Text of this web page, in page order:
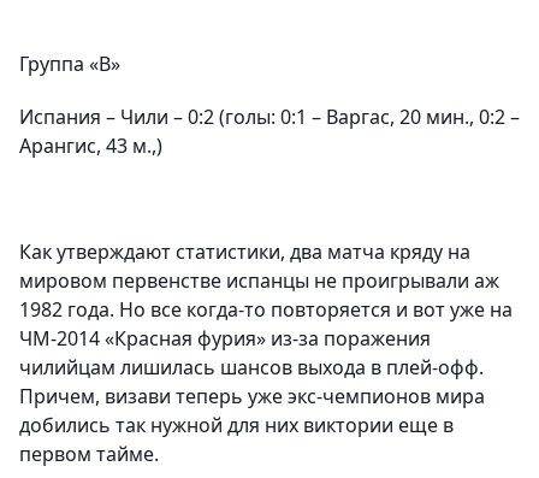
Группа «B»
Испания – Чили – 0:2 (голы: 0:1 – Варгас, 20 мин., 0:2 –
Арангис, 43 м.,)
Как утверждают статистики, два матча кряду на
мировом первенстве испанцы не проигрывали аж
1982 года. Но все когда-то повторяется и вот уже на
ЧМ-2014 «Красная фурия» из-за поражения
чилийцам лишилась шансов выхода в плей-офф.
Причем, визави теперь уже экс-чемпионов мира
добились так нужной для них виктории еще в
первом тайме.